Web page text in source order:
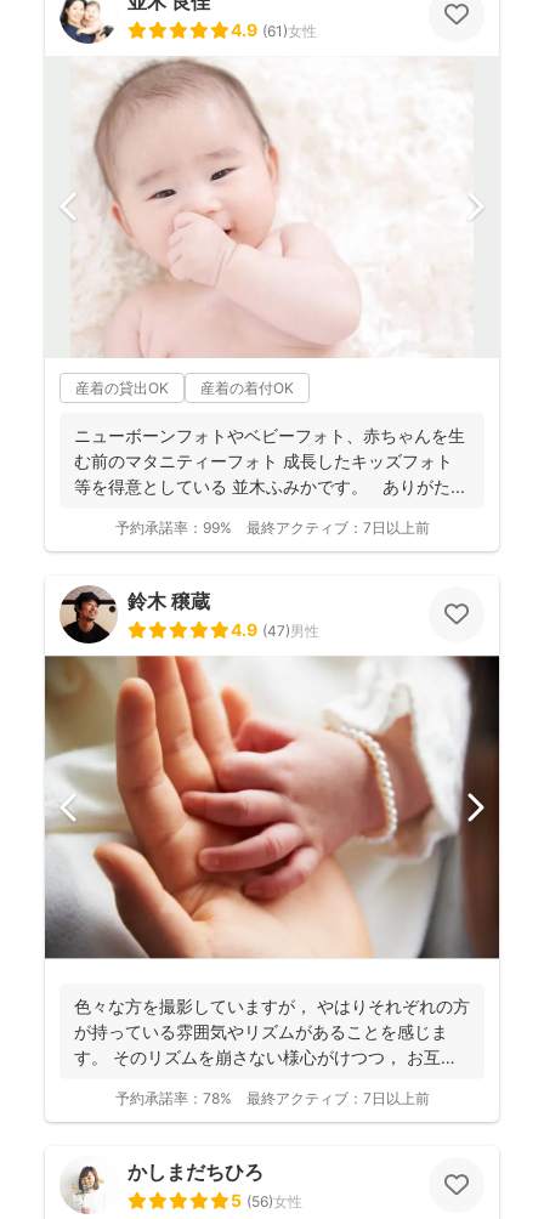
4.9 (61)女性
産着の貸出OK 産着の着付OK
ニューボーンフォトやベビーフォト、赤ちゃんを生
む前のマタニティーフォト 成長したキッズフォト
等を得意としている 並木ふみかです。 ありがた...
予約承諾率： 99% 最終アクティブ： 7日以上前
鈴木 穣蔵
4.9 (47)男性
色々な方を撮影していますが， やはりそれぞれの方
が持っている雰囲気やリズムがあることを感じま
す。 そのリズムを崩さない様心がけつつ， お互い
予約承諾率： 78% 最終アクティブ： 7日以上前
かしまだちひろ
5 (56)女性